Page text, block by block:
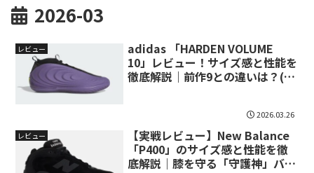
2026-03
レビュー
adidas 「HARDEN VOLUME
10」レビュー！サイズ感と性能を
徹底解説｜前作9との違いは？(ハ
2026.03.26
レビュー
【実戦レビュー】New Balance
「P400」のサイズ感と性能を徹
底解説｜膝を守る「守護神」バッ